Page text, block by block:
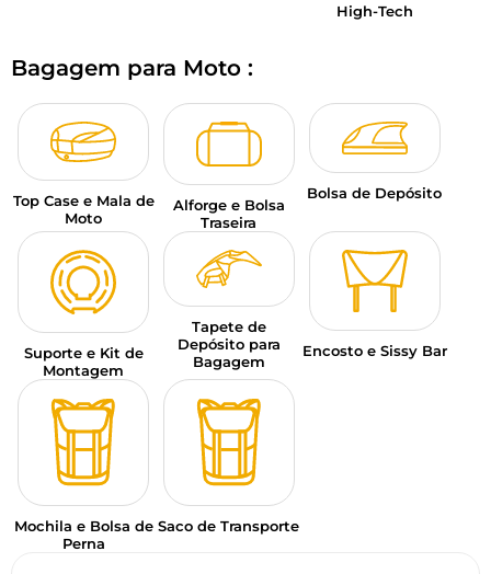
High-Tech
Bagagem para Moto :
Top Case e Mala de
Moto
Alforge e Bolsa
Traseira
Bolsa de Depósito
Suporte e Kit de
Montagem
Tapete de
Depósito para
Bagagem
Encosto e Sissy Bar
Mochila e Bolsa de
Perna
Saco de Transporte